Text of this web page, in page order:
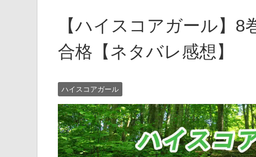
【ハイスコアガール】8
合格【ネタバレ感想】
ハイスコアガール